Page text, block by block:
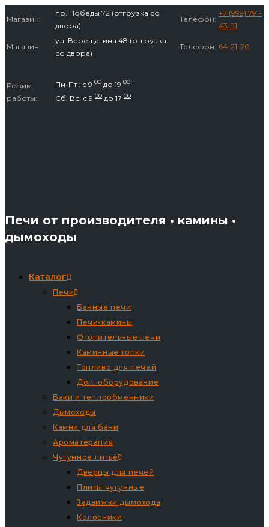
содержимому
Магазин:
пр. Победы 72 (отгрузка со
двора)
Телефон:
+7 (999) 791-
43-91
Магазин:
ул. Верещагина 48 (отгрузка
со двора)
Телефон: 64-21-20
Режим
работы:
Пн-Пт : с 9 00 до 19 00
Сб, Вс: с 9 00 до 17 00
Печи от производителя • камины •
дымоходы
Каталог
Печи
Банные печи
Печи-камины
Отопительные печи
Каминные топки
Топливо для печей
Доп. оборудование
Баки и теплообменники
Дымоходы
Камни для бани
Ароматерапия
Чугунное литьё
Дверцы для печей
Плиты чугунные
Задвижки дымохода
Колосники